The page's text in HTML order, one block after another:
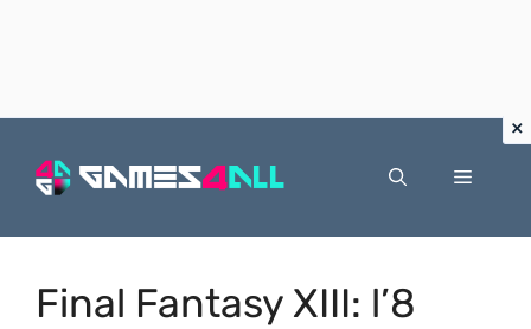
Menu
Final Fantasy XIII: l’8